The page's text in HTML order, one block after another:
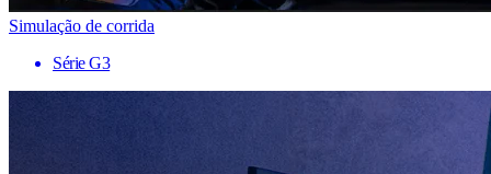
Simulação de corrida
Série G3